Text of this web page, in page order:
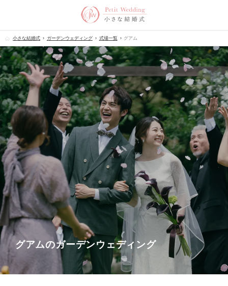
小さな結婚式 ガーデンウェディング 式場一覧 グアム
グアムのガーデンウェディング